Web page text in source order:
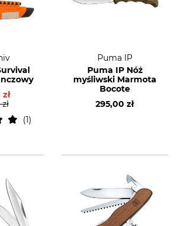
1
Puma IP
Puma IP Nóż
myśliwski Marmota
Bocote
295,00 zł